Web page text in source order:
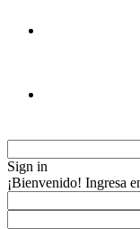
Sign in
¡Bienvenido! Ingresa